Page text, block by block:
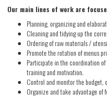
Our main lines of work are
Planning, organizing and
Cleaning and tidying up the
Ordering of raw materials /
Promote the rotation of menus
Participate in the coordination
training and motivation.
Control and monitor the budget,
Organize and take advantage of